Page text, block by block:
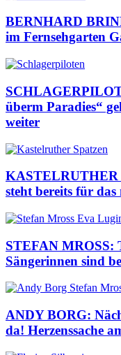
BERNHARD
im Fernsehgarten
überm Paradies“
weiter
KASTELRUTHER
steht bereits für
STEFAN MROSS:
Sängerinnen sind
ANDY BORG:
da! Herzenssache